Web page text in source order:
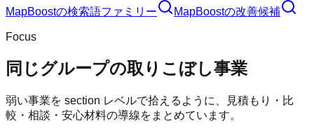
MapBoostの検索語ファミリー MapBoostの改善候補
Focus
同じグループの取りこぼし事業
弱い事業を section レベルで拾えるように、見積もり・比
較・相談・安心材料の導線をまとめています。